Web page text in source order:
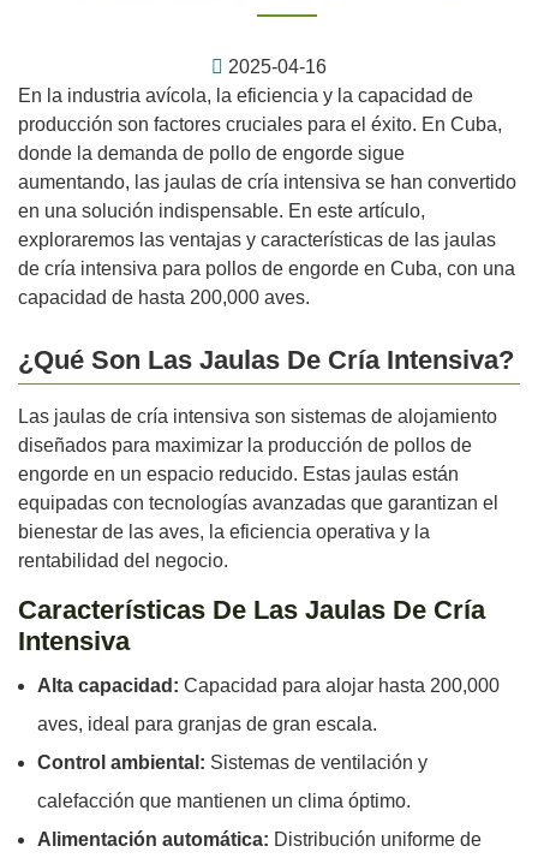
2025-04-16
En la industria avícola, la eficiencia y la capacidad de
producción son factores cruciales para el éxito. En Cuba,
donde la demanda de pollo de engorde sigue
aumentando, las jaulas de cría intensiva se han convertido
en una solución indispensable. En este artículo,
exploraremos las ventajas y características de las jaulas
de cría intensiva para pollos de engorde en Cuba, con una
capacidad de hasta 200,000 aves.
¿Qué Son Las Jaulas De Cría Intensiva?
Las jaulas de cría intensiva son sistemas de alojamiento
diseñados para maximizar la producción de pollos de
engorde en un espacio reducido. Estas jaulas están
equipadas con tecnologías avanzadas que garantizan el
bienestar de las aves, la eficiencia operativa y la
rentabilidad del negocio.
Características De Las Jaulas De Cría
Intensiva
Alta capacidad: Capacidad para alojar hasta 200,000
aves, ideal para granjas de gran escala.
Control ambiental: Sistemas de ventilación y
calefacción que mantienen un clima óptimo.
Alimentación automática: Distribución uniforme de